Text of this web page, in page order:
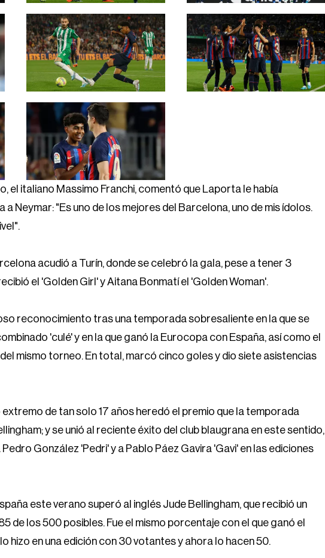
el italiano Massimo Franchi, comentó que Laporta le había
Neymar: "Es uno de los mejores del Barcelona, uno de mis ídolos.
acudió a Turín, donde se celebró la gala, pese a tener 3
el 'Golden Girl' y Aitana Bonmatí el 'Golden Woman'.
reconocimiento tras una temporada sobresaliente en la que se
'culé' y en la que ganó la Eurocopa con España, así como el
mismo torneo. En total, marcó cinco goles y dio siete asistencias
de tan solo 17 años heredó el premio que la temporada
y se unió al reciente éxito del club blaugrana en este sentido,
González 'Pedri' y a Pablo Páez Gavira 'Gavi' en las ediciones
este verano superó al inglés Jude Bellingham, que recibió un
de los 500 posibles. Fue el mismo porcentaje con el que ganó el
hizo en una edición con 30 votantes y ahora lo hacen 50.